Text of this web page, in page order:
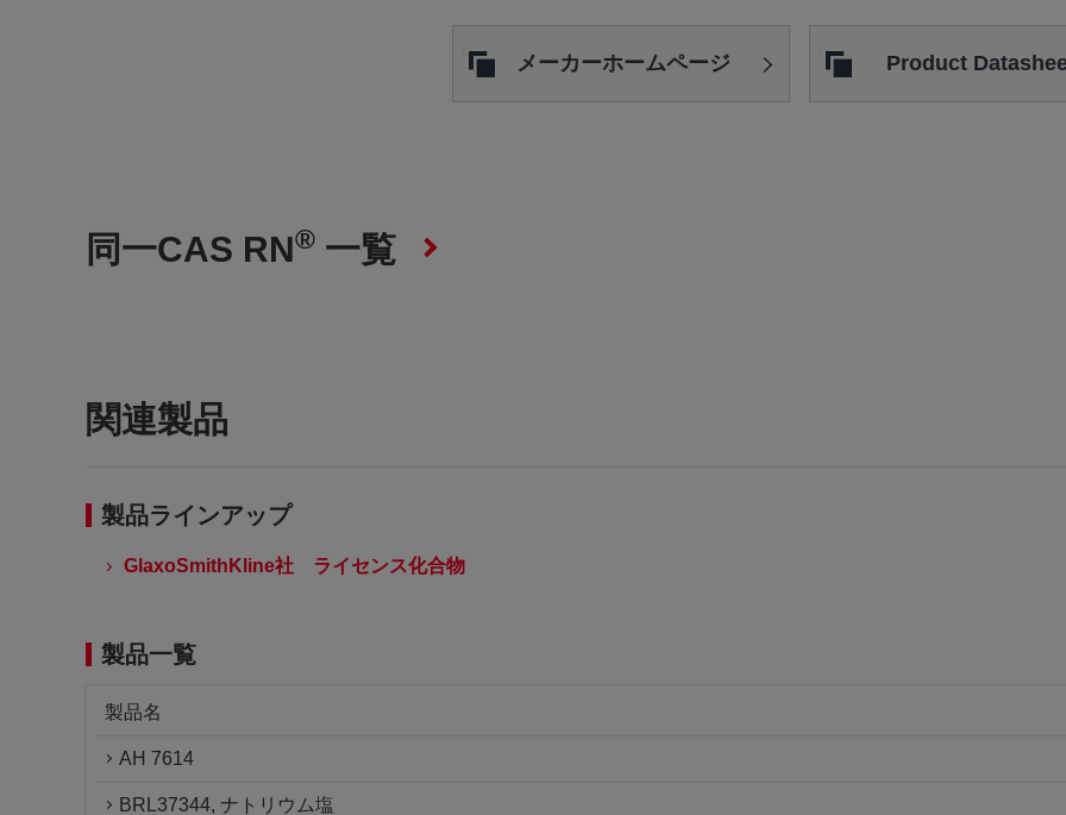
メーカーホームページ Product
同一CAS RN® 一覧
関連製品
製品ラインアップ
GlaxoSmithKline社 ライセンス化合物
製品一覧
製品名
AH 7614
BRL37344, ナトリウム塩